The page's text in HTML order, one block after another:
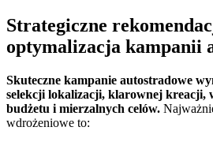
Strategiczne
optymalizacja kampanii
Skuteczne kampanie autostradowe
selekcji lokalizacji, klarownej kreacji,
budżetu i mierzalnych celów.
wdrożeniowe to: